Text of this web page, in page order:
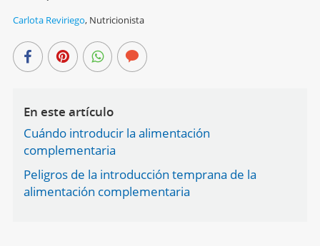
Carlota Reviriego, Nutricionista
En este artículo
Cuándo introducir la alimentación
complementaria
Peligros de la introducción temprana de la
alimentación complementaria